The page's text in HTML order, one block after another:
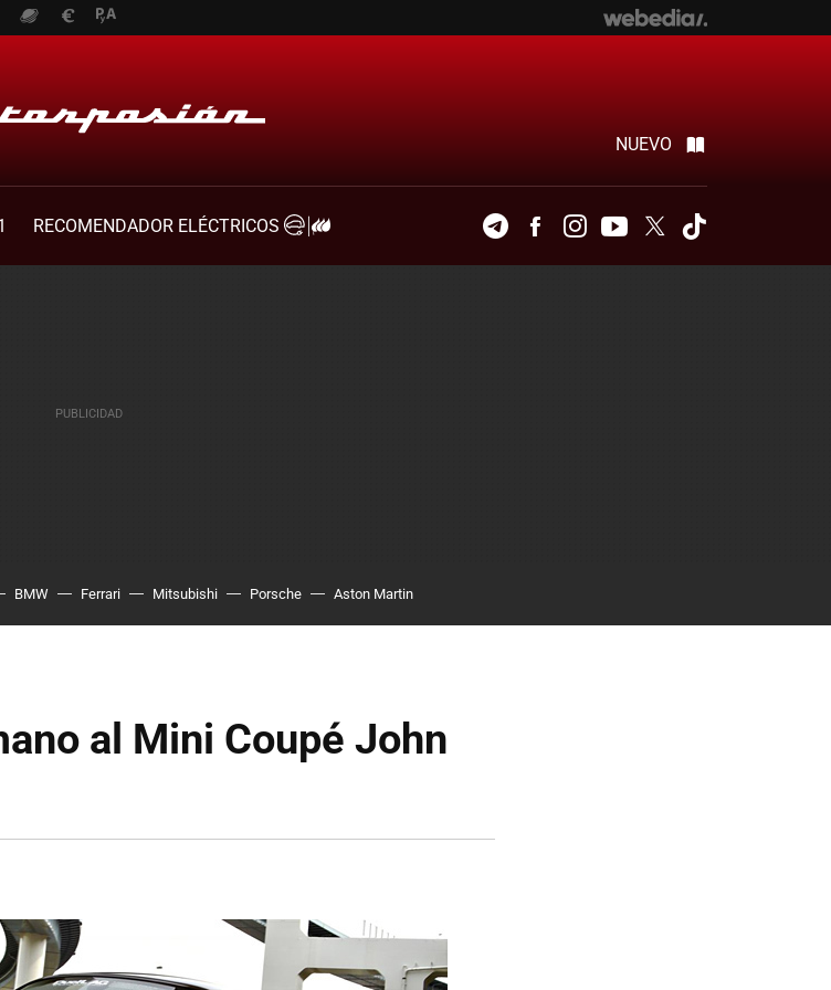
NUEVO
RECOMENDADOR ELÉCTRICOS
TelegramFacebookInstagramYoutubeTwitter
BMW Ferrari Mitsubishi Porsche Aston Martin
al Mini Coupé John